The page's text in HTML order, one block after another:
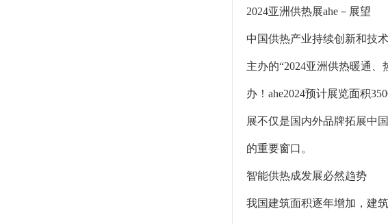
2024亚洲供热展ahe－展望
中国供热产业持续创新和技
主办的“2024亚洲供热暖通
办！ahe2024预计展览面积
展不仅是国内外品牌拓展中
的重要窗口。
智能供热成发展必然趋势
我国建筑面积逐年增加，建